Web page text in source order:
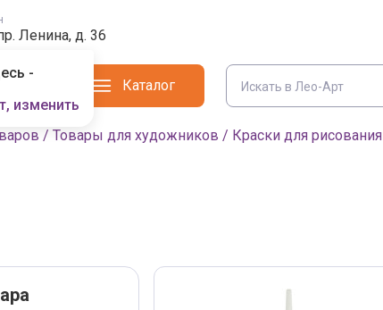
Ленина, д. 36
-
изменить
Каталог
/ Товары для художников / Краски для рисования
Выбранный магазин влияет на наличие и цены в каталоге